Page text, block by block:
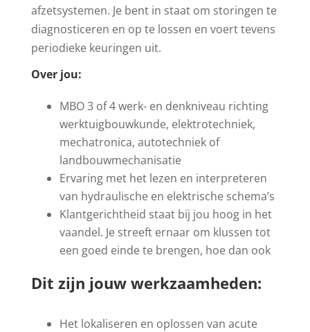
afzetsystemen. Je bent in staat om storingen te
diagnosticeren en op te lossen en voert tevens
periodieke keuringen uit.
Over jou:
MBO 3 of 4 werk- en denkniveau richting
werktuigbouwkunde, elektrotechniek,
mechatronica, autotechniek of
landbouwmechanisatie
Ervaring met het lezen en interpreteren
van hydraulische en elektrische schema’s
Klantgerichtheid staat bij jou hoog in het
vaandel. Je streeft ernaar om klussen tot
een goed einde te brengen, hoe dan ook
Dit zijn jouw werkzaamheden:
Het lokaliseren en oplossen van acute